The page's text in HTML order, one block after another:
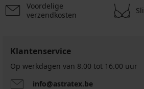
Voordelige
verzendkosten
Klantenservice
Op werkdagen van 8.00 tot 16.00 uur
info@astratex.be